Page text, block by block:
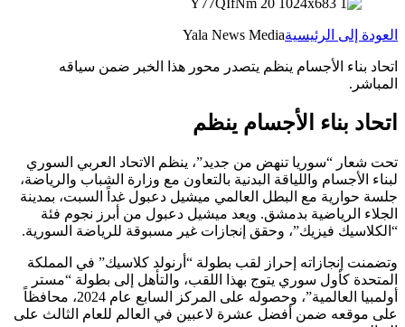
العودة إلى الرئيسيةYala News Media
اتحاد بناء الأجسام ينظم يتصدر محور هذا الخبر ضمن سياقه
المباشر.
اتحاد بناء الأجسام ينظم
تحت شعار “سوريا تنهض من جديد”، ينظم الاتحاد العربي السوري
لبناء ‏الأجسام واللياقة البدنية بالتعاون مع وزارة الشباب والرياضة،
جلسة حوارية ‏مع البطل العالمي ميشيل دعبول غداً السبت، بمدينة
الجلاء الرياضية بدمشق. ‏ويعد ميشيل دعبول من أبرز نجوم فئة
“الكلاسيك فيزيك”، وحقق إنجازات ‏غير مسبوقة للرياضة السورية.
‏وتضمنت إنجازاته إحراز لقب بطولة “أرنولد كلاسيك” في المملكة
المتحدة ‏كأول سوري يتوج بهذا اللقب، والتأهل إلى بطولة “مستر
أولمبيا العالمية”، ‏وحصوله على المركز السابع عام 2024، محافظاً
على موقعه ضمن أفضل ‏عشرة لاعبين في العالم للعام الثالث على